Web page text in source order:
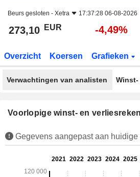
Beurs gesloten - Xetra 17:37:28 06-08-2026
273,10 EUR -4,49%
Overzicht Koersen Grafieken
Verwachtingen van analisten Winst-
Voorlopige winst- en
Gegevens aangepast aan